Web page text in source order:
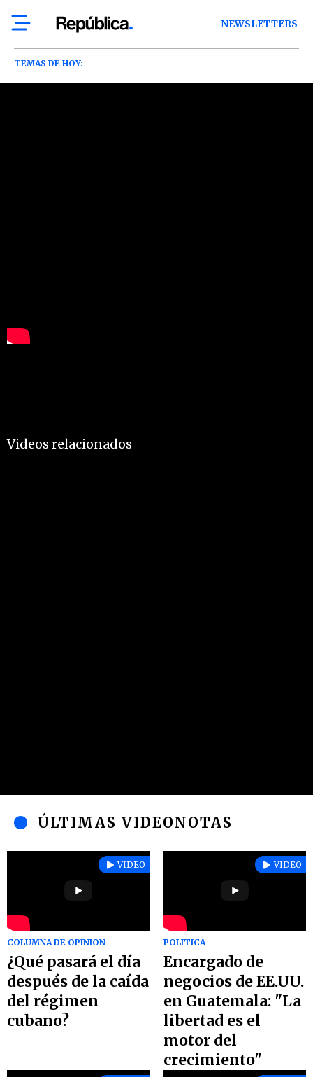
NEWSLETTERS
TEMAS DE HOY:
Videos relacionados
ÚLTIMAS VIDEONOTAS
VIDEO
COLUMNA DE OPINION
¿Qué pasará el día
después de la caída
del régimen
cubano?
VIDEO
POLITICA
Encargado de
negocios de EE.UU.
en Guatemala: "La
libertad es el
motor del
crecimiento"